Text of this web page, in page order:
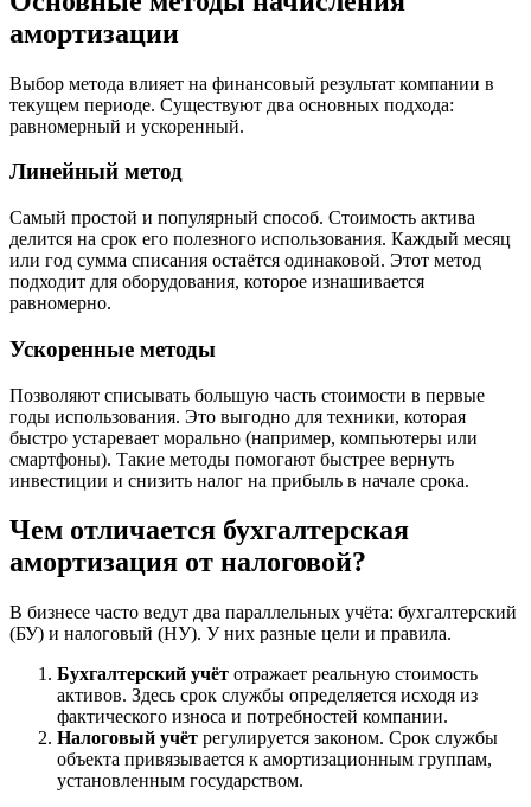
амортизации
Выбор метода влияет на финансовый результат компании в
текущем периоде. Существуют два основных подхода:
равномерный и ускоренный.
Линейный метод
Самый простой и популярный способ. Стоимость актива
делится на срок его полезного использования. Каждый месяц
или год сумма списания остаётся одинаковой. Этот метод
подходит для оборудования, которое изнашивается
равномерно.
Ускоренные методы
Позволяют списывать большую часть стоимости в первые
годы использования. Это выгодно для техники, которая
быстро устаревает морально (например, компьютеры или
смартфоны). Такие методы помогают быстрее вернуть
инвестиции и снизить налог на прибыль в начале срока.
Чем отличается бухгалтерская
амортизация от налоговой?
В бизнесе часто ведут два параллельных учёта: бухгалтерский
(БУ) и налоговый (НУ). У них разные цели и правила.
Бухгалтерский учёт отражает реальную стоимость
активов. Здесь срок службы определяется исходя из
фактического износа и потребностей компании.
Налоговый учёт регулируется законом. Срок службы
объекта привязывается к амортизационным группам,
установленным государством.